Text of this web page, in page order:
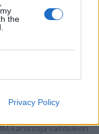
the
Privacy Policy
– todellinen
karsintoja vaihtelevin